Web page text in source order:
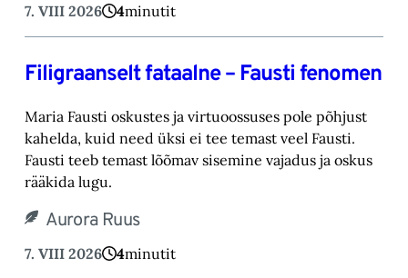
7. VIII 2026 4minutit
Filigraanselt fataalne – Fausti fenomen
Maria Fausti oskustes ja virtuoossuses pole põhjust
kahelda, kuid need üksi ei tee temast ‎veel Fausti.
Fausti teeb temast lõõmav sisemine vajadus ja oskus
rääkida lugu.‎
Aurora Ruus
7. VIII 2026 4minutit